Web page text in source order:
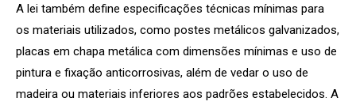
A lei também define especificações técnicas mínimas para
os materiais utilizados, como postes metálicos galvanizados,
placas em chapa metálica com dimensões mínimas e uso de
pintura e fixação anticorrosivas, além de vedar o uso de
madeira ou materiais inferiores aos padrões estabelecidos. A